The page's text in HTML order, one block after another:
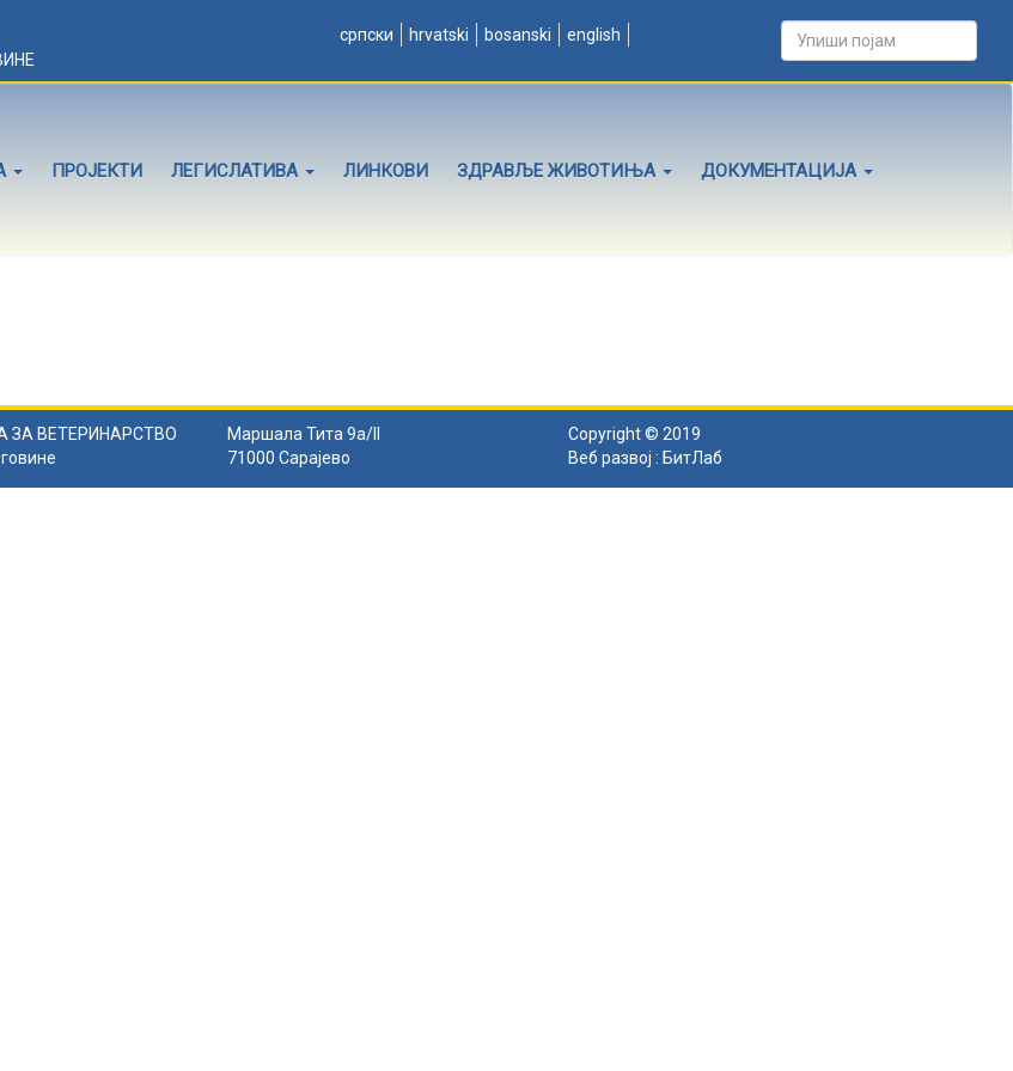
српски hrvatski bosanski english
ПРОЈЕКТИ ЛЕГИСЛАТИВА ЛИНКОВИ ЗДРАВЉЕ ЖИВОТИЊА ДОКУМЕНТАЦИЈА
ЗА ВЕТЕРИНАРСТВО
Маршала Тита 9а/II
71000 Сарајево
Copyright © 2019
Веб развој : БитЛаб